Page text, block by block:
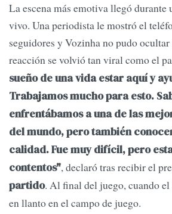
La escena más emotiva llegó durante
vivo. Una periodista le mostró el
seguidores y Vozinha no pudo
reacción se volvió tan viral como el
sueño de una vida estar aquí y
Trabajamos mucho para esto.
enfrentábamos a una de las
del mundo, pero también
calidad. Fue muy difícil, pero
contentos", declaró tras recibir el
partido. Al final del juego, cuando
en llanto en el campo de juego.